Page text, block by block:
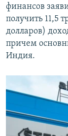
финансов
получить 11,5
долларов)
причем
Индия.